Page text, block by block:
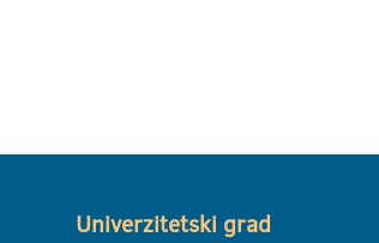
Univerzitetski grad